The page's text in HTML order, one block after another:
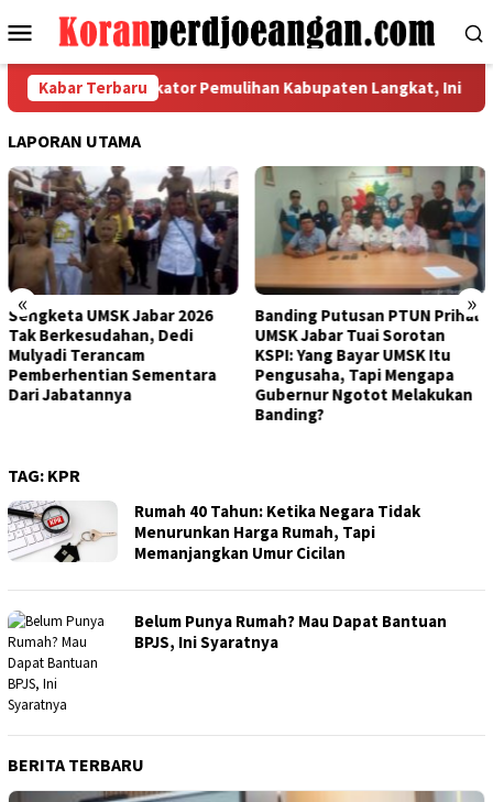
ke
Menu
Mobile
Kabar Terbaru
Indikator Pemulihan Kabupaten Langkat, Ini Hasil
LAPORAN UTAMA
« »
Banding Putusan PTUN Prihal
UMSK Jabar Tuai Sorotan
KSPI: Yang Bayar UMSK Itu
Pengusaha, Tapi Mengapa
Gubernur Ngotot Melakukan
Bertemu Bupati Bogor,
Kantongi Rekomendasi Ini
Terkait Putusan PTUN
Bandung
TAG: KPR
Rumah 40 Tahun: Ketika Negara Tidak
Menurunkan Harga Rumah, Tapi
Memanjangkan Umur Cicilan
Belum Punya Rumah? Mau Dapat Bantuan
BPJS, Ini Syaratnya
BERITA TERBARU